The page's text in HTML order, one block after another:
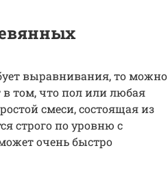
выравнивания, то можно
в том, что пол или любая
смеси, состоящая из
строго по уровню с
очень быстро